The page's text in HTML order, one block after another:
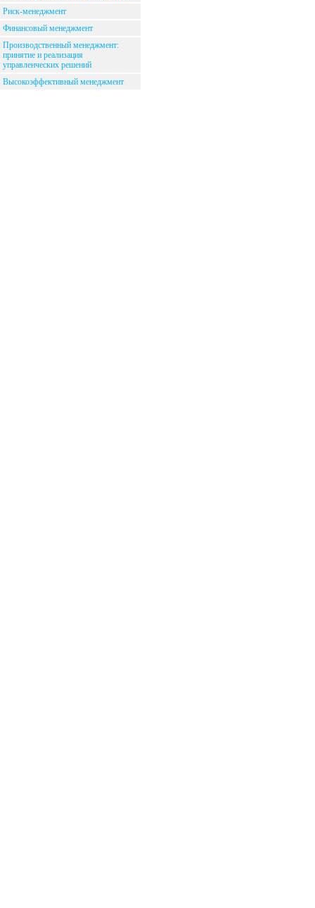
Риск-менеджмент
Финансовый менеджмент
Производственный менеджмент:
принятие и реализация
управленческих решений
Высокоэффективный менеджмент